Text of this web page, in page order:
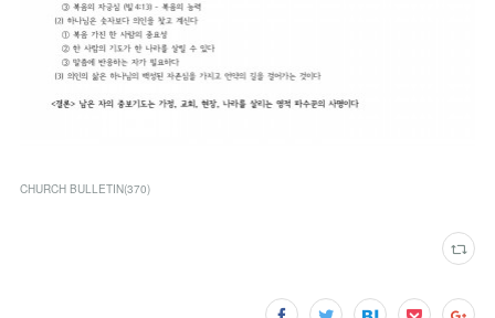
CHURCH BULLETIN(370)